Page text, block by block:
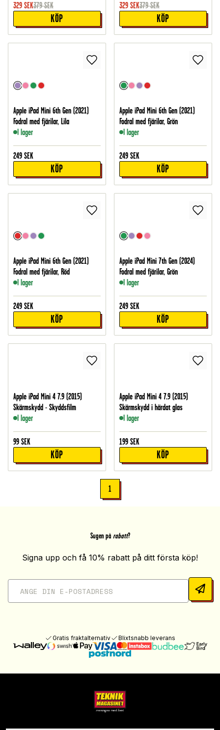
329 SEK379 SEK
KÖP
329 SEK379 SEK
KÖP
Apple iPad Mini 6th Gen (2021)
Fodral med fjärilar, Lila
I lager
249 SEK
KÖP
Apple iPad Mini 6th Gen (2021)
Fodral med fjärilar, Grön
I lager
249 SEK
KÖP
Apple iPad Mini 6th Gen (2021)
Fodral med fjärilar, Röd
I lager
249 SEK
KÖP
Apple iPad Mini 7th Gen (2024)
Fodral med fjärilar, Grön
I lager
249 SEK
KÖP
Apple iPad Mini 4 7.9 (2015)
Skärmskydd - Skyddsfilm
I lager
99 SEK
KÖP
Apple iPad Mini 4 7.9 (2015)
Skärmskydd i härdat glas
I lager
199 SEK
KÖP
1
Sugen på rabatt?
Signa upp och få 10% rabatt på ditt första köp!
Gratis fraktalternativ Blixtsnabb leverans